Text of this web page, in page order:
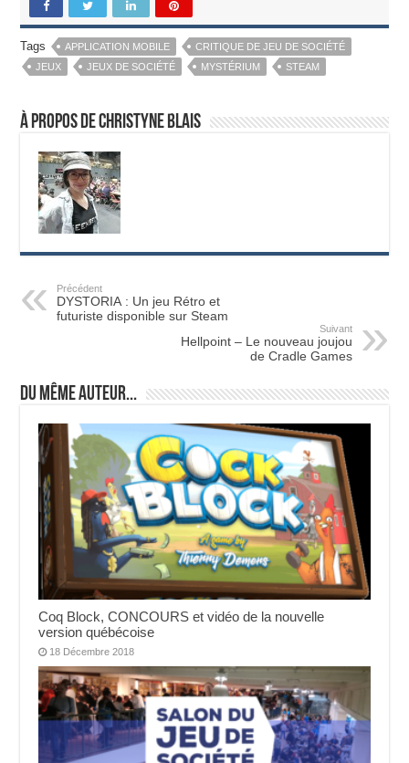
Tags APPLICATION MOBILE
CRITIQUE DE JEU DE SOCIÉTÉ
JEUX
JEUX DE SOCIÉTÉ MYSTÉRIUM STEAM
À propos de Christyne Blais
Précédent
DYSTORIA : Un jeu Rétro et
futuriste disponible sur Steam
Suivant
Hellpoint – Le nouveau joujou
de Cradle Games
Du même auteur...
Coq Block, CONCOURS et vidéo de la nouvelle
version québécoise
18 Décembre 2018